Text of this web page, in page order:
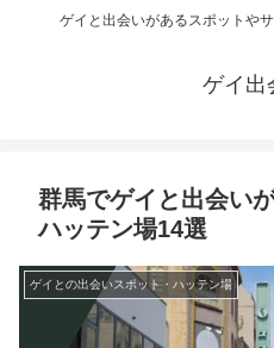
ゲイと出会いがあるスポットや
ゲイ出
群馬でゲイと出会い
ハッテン場14選
ゲイとの出会いスポット・ハッテン場